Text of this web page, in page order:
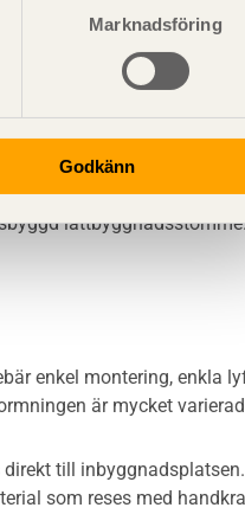
Marknadsföring
Godkänn
350–450
500–700
enkel montering, enkla
är mycket
till
som reses med